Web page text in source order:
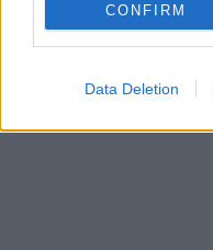
CONFIRM
Data Deletion